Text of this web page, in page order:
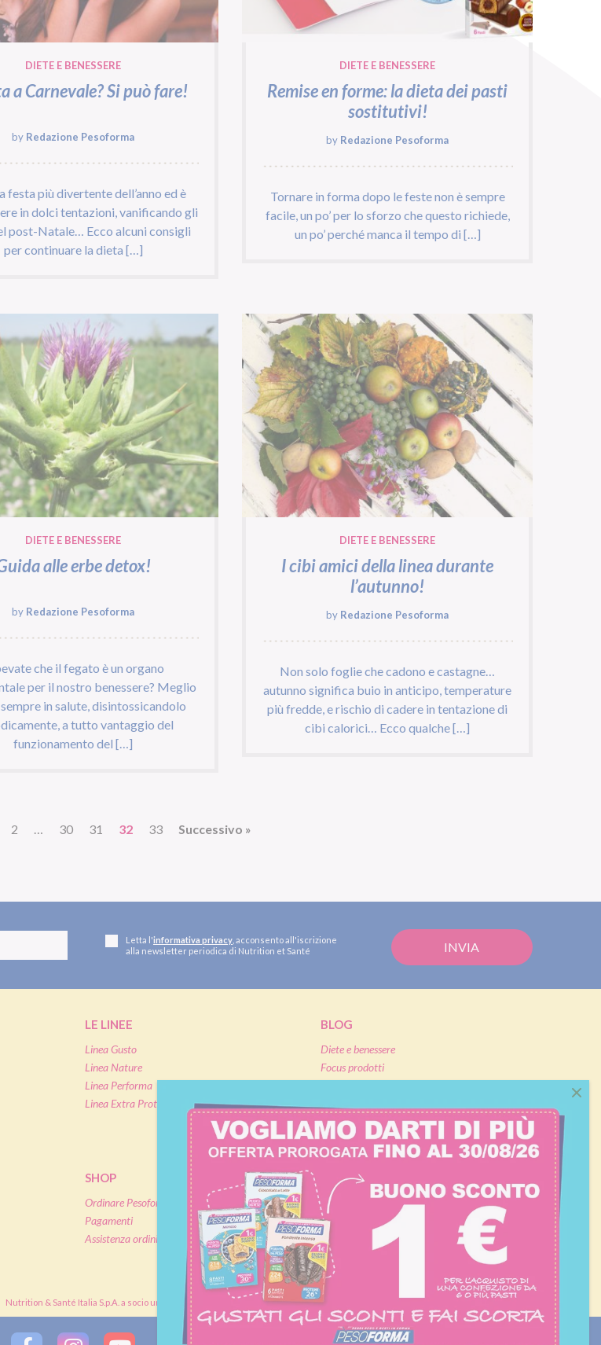
DIETE E BENESSERE
a Carnevale? Si può fare!
by Redazione Pesoforma
festa più divertente dell’anno ed è
in dolci tentazioni, vanificando gli
post-Natale… Ecco alcuni consigli
per continuare la dieta […]
DIETE E BENESSERE
Remise en forme: la dieta dei pasti
sostitutivi!
by Redazione Pesoforma
Tornare in forma dopo le feste non è sempre
facile, un po’ per lo sforzo che questo richiede,
un po’ perché manca il tempo di […]
DIETE E BENESSERE
alle erbe detox!
by Redazione Pesoforma
che il fegato è un organo
per il nostro benessere? Meglio
in salute, disintossicandolo
a tutto vantaggio del
funzionamento del […]
DIETE E BENESSERE
I cibi amici della linea durante
l’autunno!
by Redazione Pesoforma
Non solo foglie che cadono e castagne…
autunno significa buio in anticipo, temperature
più fredde, e rischio di cadere in tentazione di
cibi calorici… Ecco qualche […]
2 … 30 31 32 33 Successivo »
Letta l'informativa privacy, acconsento all'iscrizione
alla newsletter periodica di Nutrition et Santé
LE LINEE
Linea Gusto
Linea Nature
Linea Performa
Linea Extra Protein
BLOG
Diete e benessere
Focus prodotti
Eventi e concorsi Pesoforma
SHOP
Ordinare Pesoforma online
Pagamenti
Assistenza ordini online
CALCOLO BMI
L'ESPERTO RISPONDE
FAQ
Nutrition & Santé Italia S.p.A. a socio unico, soggetta a direzione e coordinamento di Nardobel SAS